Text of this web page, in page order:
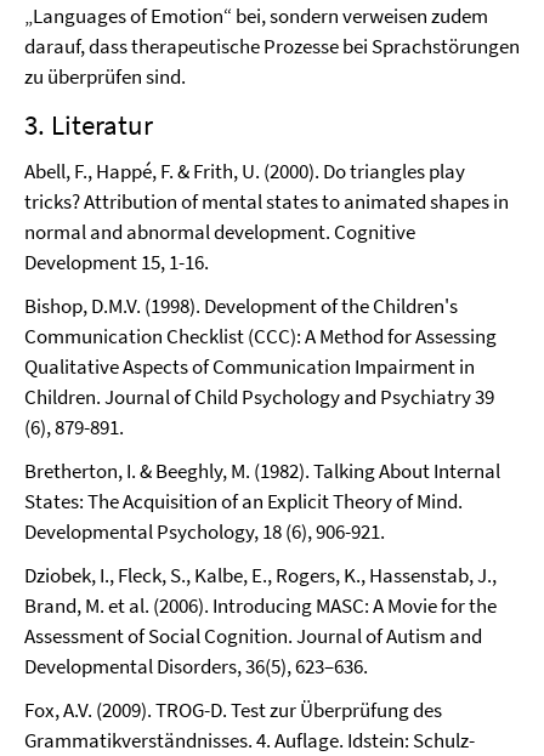
„Languages of Emotion“ bei, sondern verweisen zudem
darauf, dass therapeutische Prozesse bei Sprachstörungen
zu überprüfen sind.
3. Literatur
Abell, F., Happé, F. & Frith, U. (2000). Do triangles play
tricks? Attribution of mental states to animated shapes in
normal and abnormal development. Cognitive
Development 15, 1-16.
Bishop, D.M.V. (1998). Development of the Children's
Communication Checklist (CCC): A Method for Assessing
Qualitative Aspects of Communication Impairment in
Children. Journal of Child Psychology and Psychiatry 39
(6), 879-891.
Bretherton, I. & Beeghly, M. (1982). Talking About Internal
States: The Acquisition of an Explicit Theory of Mind.
Developmental Psychology, 18 (6), 906-921.
Dziobek, I., Fleck, S., Kalbe, E., Rogers, K., Hassenstab, J.,
Brand, M. et al. (2006). Introducing MASC: A Movie for the
Assessment of Social Cognition. Journal of Autism and
Developmental Disorders, 36(5), 623–636.
Fox, A.V. (2009). TROG-D. Test zur Überprüfung des
Grammatikverständnisses. 4. Auflage. Idstein: Schulz-